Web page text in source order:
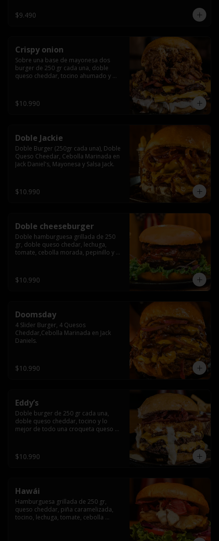
$9.490
Crispy onion
Sobre una base de mayonesa dos
burger de 250 gr cada una, doble
queso cheddar, tocino ahumado y
$10.990
Doble Jackie
Doble Burger (250gr cada una), Doble
Queso Cheedar, Cebolla Marinada en
Jack Daniel's, Mayonesa y Salsa Jack.
$10.990
Doble cheeseburger
Doble hamburguesa grillada de 250
gr, doble queso chedar, lechuga,
tomate, cebolla morada, pepinillo y
$10.990
Doomsday
4 Slider Burger, 4 Quesos
Cheddar,Cebolla Marinada en Jack
Daniels.
$10.990
Eddy’s
Doble burger de 250 gr cada una,
doble queso cheddar, tocino y lo
mejor de todo una croqueta queso
$10.990
Hawái
Hamburguesa grillada de 250 gr,
queso cheddar, piña caramelizada,
tocino, lechuga, tomate, cebolla